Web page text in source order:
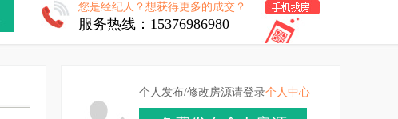
您是经纪人？想获得更多的成交？
服务热线：15376986980
个人发布/修改房源请登录个人中心